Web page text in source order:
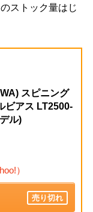
ストック量はじ
スピニング
ビアス LT2500-
ル)
）
売り切れ